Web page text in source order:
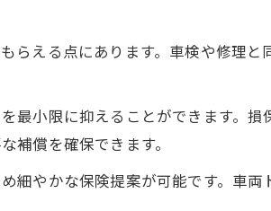
らえる点にあります。車検や修理と
最小限に抑えることができます。損
補償を確保できます。
細やかな保険提案が可能です。車両